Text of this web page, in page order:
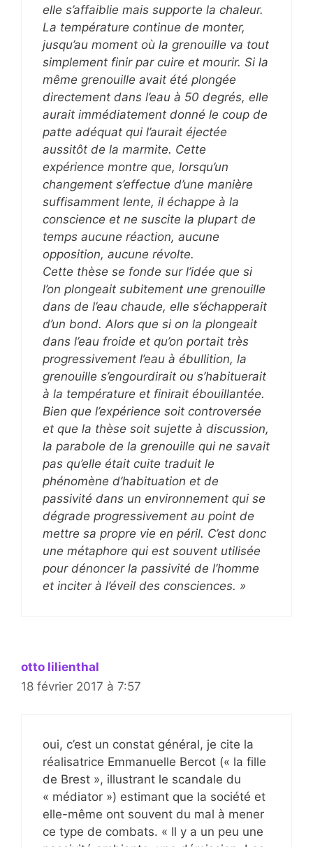
elle s’affaiblie mais supporte la chaleur.
La température continue de monter,
jusqu’au moment où la grenouille va tout
simplement finir par cuire et mourir. Si la
même grenouille avait été plongée
directement dans l’eau à 50 degrés, elle
aurait immédiatement donné le coup de
patte adéquat qui l’aurait éjectée
aussitôt de la marmite. Cette
expérience montre que, lorsqu’un
changement s’effectue d’une manière
suffisamment lente, il échappe à la
conscience et ne suscite la plupart de
temps aucune réaction, aucune
opposition, aucune révolte.
Cette thèse se fonde sur l’idée que si
l’on plongeait subitement une grenouille
dans de l’eau chaude, elle s’échapperait
d’un bond. Alors que si on la plongeait
dans l’eau froide et qu’on portait très
progressivement l’eau à ébullition, la
grenouille s’engourdirait ou s’habituerait
à la température et finirait ébouillantée.
Bien que l’expérience soit controversée
et que la thèse soit sujette à discussion,
la parabole de la grenouille qui ne savait
pas qu’elle était cuite traduit le
phénomène d’habituation et de
passivité dans un environnement qui se
dégrade progressivement au point de
mettre sa propre vie en péril. C’est donc
une métaphore qui est souvent utilisée
pour dénoncer la passivité de l’homme
et inciter à l’éveil des consciences. »
otto lilienthal
18 février 2017 à 7:57
oui, c’est un constat général, je cite la
réalisatrice Emmanuelle Bercot (« la fille
de Brest », illustrant le scandale du
« médiator ») estimant que la société et
elle-même ont souvent du mal à mener
ce type de combats. « Il y a un peu une